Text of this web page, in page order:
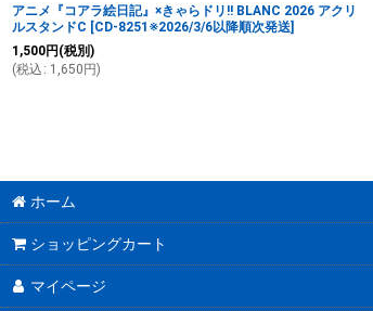
アニメ『コアラ絵日記』×きゃらドリ!! BLANC 2026 アクリ
ルスタンドC [CD-8251※2026/3/6以降順次発送]
1,500円 (税別)
(税込 : 1,650 円)
ホーム
ショッピングカート
マイページ